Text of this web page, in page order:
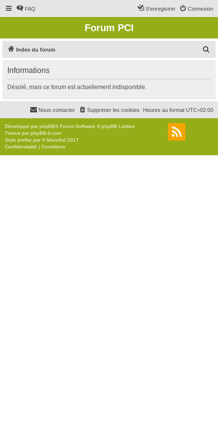
FAQ Connexion
S’enregistrer
Forum PCI
Index du forum
r
c
r
Informations
Désolé, mais ce forum est actuellement indisponible.
Heures au format UTC+02:00
Supprimer les cookies
Nous contacter
Développé parphpBB® Forum Software © phpBB Limited
Traduit parphpBB-fr.com
Style proflat par ©Mazeltof 2017
Confidentialité | Conditions